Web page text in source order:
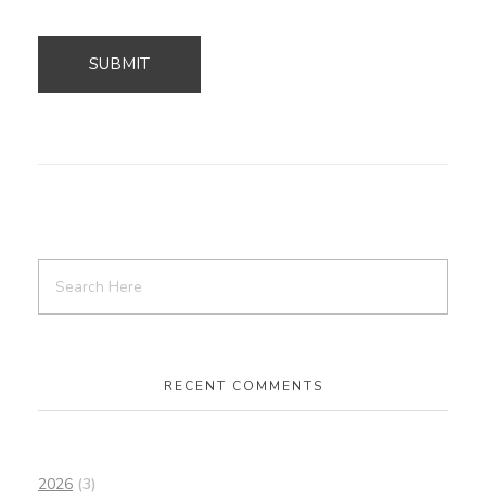
RECENT COMMENTS
2026 (3)